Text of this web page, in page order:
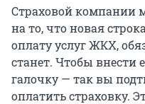
Страховой компании
на то, что новая
оплату услуг ЖКХ,
станет. Чтобы внести
галочку — так вы
оплатить страховку.